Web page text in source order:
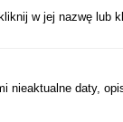
w jej nazwę lub
nieaktualne daty,